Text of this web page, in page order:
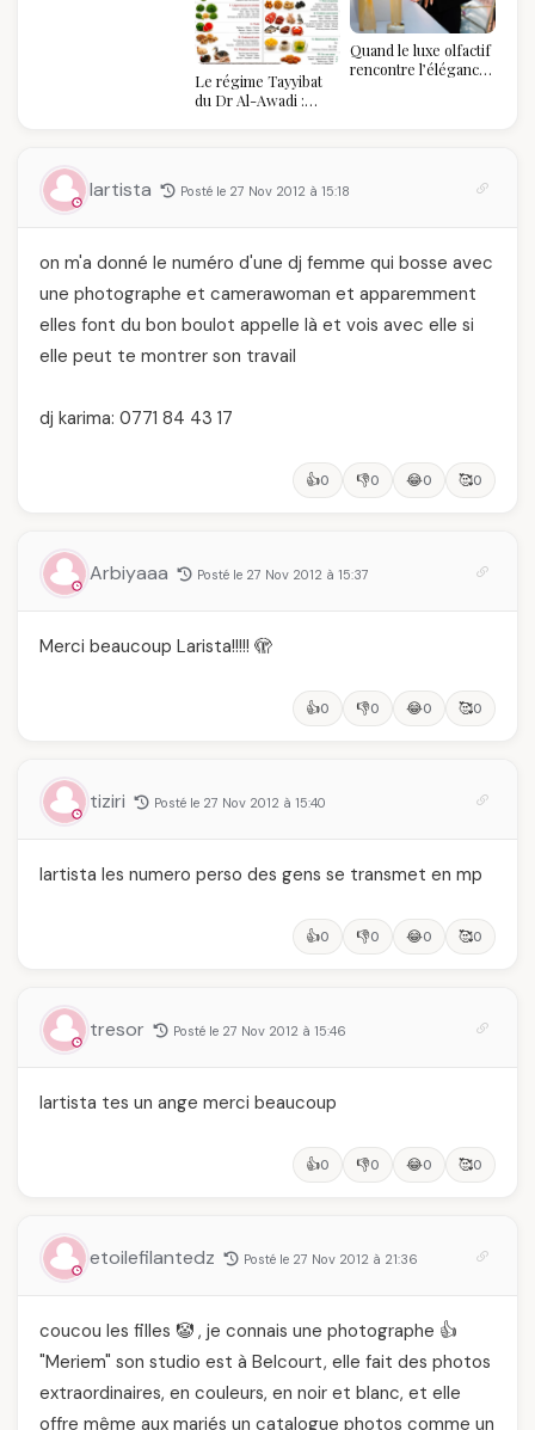
Le régime Tayyibat
du Dr Al-Awadi :
vraiment savoir
Quand le luxe olfactif
rencontre l’élégance
lartista Posté le 27 Nov 2012 à 15:18
on m'a donné le numéro d'une dj femme qui bosse avec
une photographe et camerawoman et apparemment
elles font du bon boulot appelle là et vois avec elle si
elle peut te montrer son travail
dj karima: 0771 84 43 17
👍0 👎0 😂0 🥰0
Arbiyaaa Posté le 27 Nov 2012 à 15:37
Merci beaucoup Larista!!!!! 🫣
👍0 👎0 😂0 🥰0
tiziri Posté le 27 Nov 2012 à 15:40
lartista les numero perso des gens se transmet en mp
👍0 👎0 😂0 🥰0
tresor Posté le 27 Nov 2012 à 15:46
lartista tes un ange merci beaucoup
👍0 👎0 😂0 🥰0
etoilefilantedz Posté le 27 Nov 2012 à 21:36
coucou les filles 🤡 , je connais une photographe 👍
"Meriem" son studio est à Belcourt, elle fait des photos
extraordinaires, en couleurs, en noir et blanc, et elle
offre même aux mariés un catalogue photos comme un